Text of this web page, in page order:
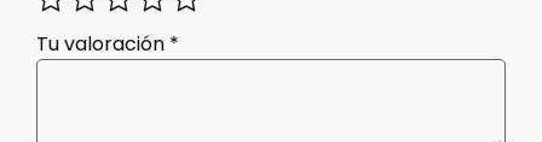
Tu valoración *